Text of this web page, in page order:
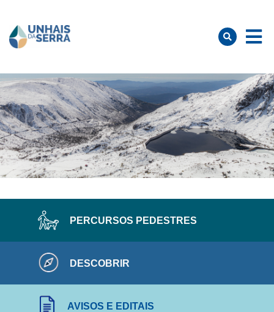
PERCURSOS PEDESTRES
DESCOBRIR
AVISOS E EDITAIS